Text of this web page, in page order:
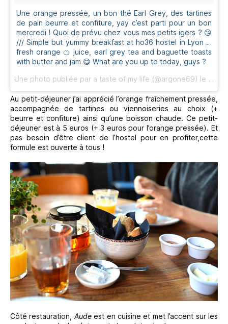
Une orange pressée, un bon thé Earl Grey, des tartines
de pain beurre et confiture, yay c’est parti pour un bon
mercredi ! Quoi de prévu chez vous mes petits igers ? 😘
/// Simple but yummy breakfast at ho36 hostel in Lyon …
fresh orange 🍊 juice, earl grey tea and baguette toasts
with butter and jam 😋 What are you up to today, guys ?
Une photo publiée par a taste of my life (@argone69) le
5
Au petit-déjeuner j’ai apprécié l’orange fraîchement pressée,
accompagnée de tartines ou viennoiseries au choix (+
beurre et confiture) ainsi qu’une boisson chaude. Ce petit-
déjeuner est à 5 euros (+ 3 euros pour l’orange pressée). Et
pas besoin d’être client de l’hostel pour en profiter,cette
formule est ouverte à tous !
Côté restauration, Audeest en cuisine et met l’accent sur les